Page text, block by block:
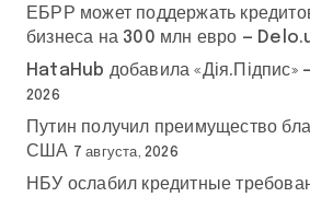
ЕБРР может поддержать
бизнеса на 300 млн евро —
HataHub добавила «Дія.Підпис»
2026
Путин получил преимущество
США 7 августа, 2026
НБУ ослабил кредитные